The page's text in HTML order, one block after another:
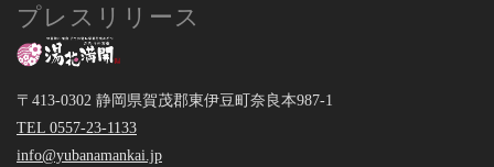
プレスリリース
〒413-0302 静岡県賀茂郡東伊豆町奈良本987-1
TEL 0557-23-1133
info@yubanamankai.jp